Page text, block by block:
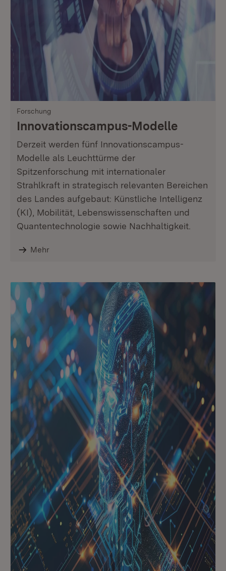
Forschung
Innovationscampus-Modelle
Derzeit werden fünf Innovationscampus-
Modelle als Leuchttürme der
Spitzenforschung mit internationaler
Strahlkraft in strategisch relevanten Bereichen
des Landes aufgebaut: Künstliche Intelligenz
(KI), Mobilität, Lebenswissenschaften und
Quantentechnologie sowie Nachhaltigkeit.
Mehr